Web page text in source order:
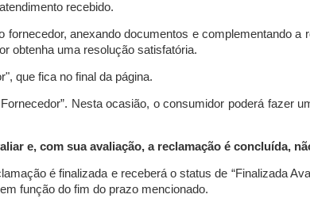
recebido.
fornecedor, anexando documentos e complementando a
obtenha uma resolução satisfatória.
que fica no final da página.
Nesta ocasião, o consumidor poderá fazer
e, com sua avaliação, a reclamação é concluída,
é finalizada e receberá o status de “Finalizada
função do fim do prazo mencionado.